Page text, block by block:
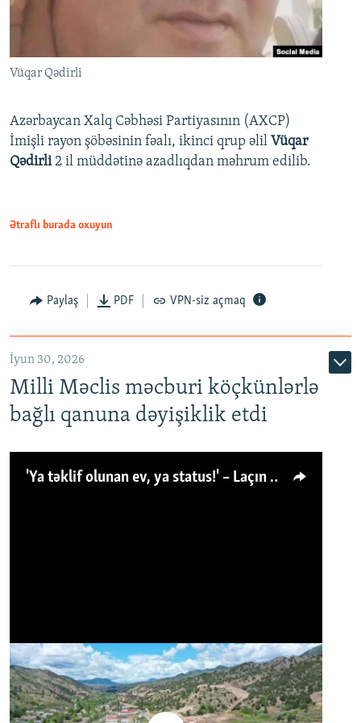
Vüqar Qədirli
Azərbaycan Xalq Cəbhəsi Partiyasının (AXCP)
İmişli rayon şöbəsinin fəalı, ikinci qrup əlil Vüqar
Qədirli2 il müddətinə azadlıqdan məhrum edilib.
Ətraflı burada oxuyun
Paylaş PDF VPN-siz açmaq
İyun 30, 2026
Milli Məclis məcburi köçkünlərlə
bağlı qanuna dəyişiklik etdi
'Ya təklif olunan ev, ya status!' – Laçın köçkünü: 'Laçından başqa heç hara!'